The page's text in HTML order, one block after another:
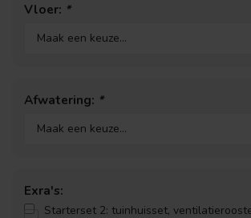
Vloer: *
Afwatering: *
Exra's:
Starterset 2: tuinhuisset,